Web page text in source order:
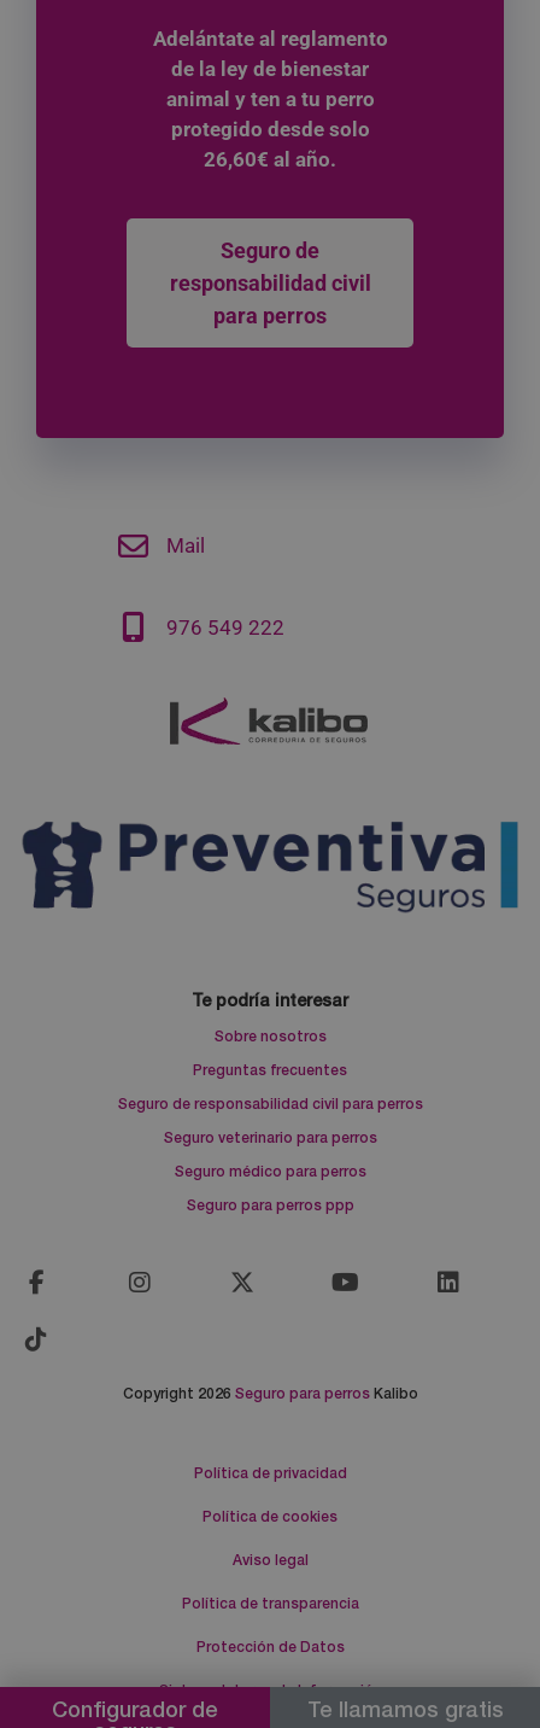
Adelántate al reglamento
de la ley de bienestar
animal y ten a tu perro
protegido desde solo
26,60€ al año.
Seguro de
responsabilidad civil
para perros
Mail
976 549 222
Te podría interesar
Sobre nosotros
Preguntas frecuentes
Seguro de responsabilidad civil para perros
Seguro veterinario para perros
Seguro médico para perros
Seguro para perros ppp
Copyright 2026 Seguro para perrosKalibo
Política de privacidad
Política de cookies
Aviso legal
Política de transparencia
Protección de Datos
Sistema Interno de Información
Configurador de
Te llamamos gratis